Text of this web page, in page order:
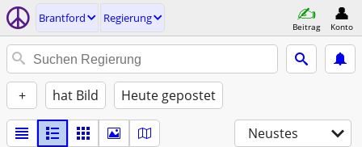
Brantford Regierung
Beitrag Konto
+ hat Bild Heute gepostet
Neustes